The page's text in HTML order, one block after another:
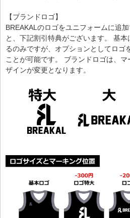
【ブランドロゴ】
BREAKALのロゴをユニフォームに追
と、下記割引特典がございます。 基
るのみですが、オプションとしてロゴ
ことが可能です。 ブランドロゴは、
ザインが変更となります。